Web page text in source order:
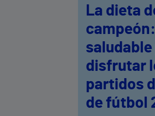
La dieta
saludable
disfrutar
partidos
de fútbol